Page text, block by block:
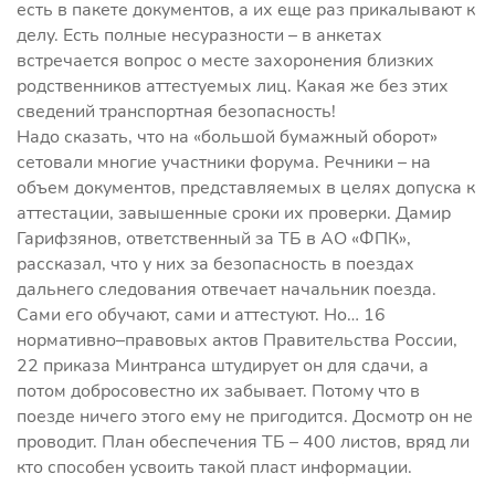
есть в пакете документов, а их еще раз прикалывают к
делу. Есть полные несуразности – в анкетах
встречается вопрос о месте захоронения близких
родственников аттестуемых лиц. Какая же без этих
сведений транспортная безопасность!
Надо сказать, что на «большой бумажный оборот»
сетовали многие участники форума. Речники – на
объем документов, представляемых в целях допуска к
аттестации, завышенные сроки их проверки. Дамир
Гарифзянов, ответственный за ТБ в АО «ФПК»,
рассказал, что у них за безопасность в поездах
дальнего следования отвечает начальник поезда.
Сами его обучают, сами и аттестуют. Но… 16
нормативно–правовых актов Правительства России,
22 приказа Минтранса штудирует он для сдачи, а
потом добросовестно их забывает. Потому что в
поезде ничего этого ему не пригодится. Досмотр он не
проводит. План обеспечения ТБ – 400 листов, вряд ли
кто способен усвоить такой пласт информации.